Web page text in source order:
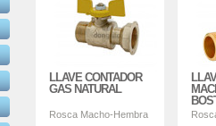
LLAVE CONTADOR
GAS NATURAL
Rosca Macho-Hembra